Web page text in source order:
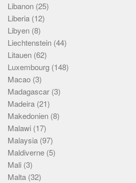
Libanon (25)
Liberia (12)
Libyen (8)
Liechtenstein (44)
Litauen (62)
Luxembourg (148)
Macao (3)
Madagascar (3)
Madeira (21)
Makedonien (8)
Malawi (17)
Malaysia (97)
Maldiverne (5)
Mali (3)
Malta (32)